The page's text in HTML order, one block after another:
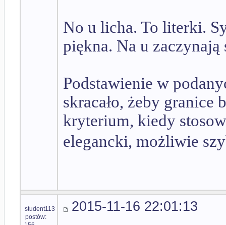
No u licha. To literki.
piękna. Na u zaczynają
Podstawienie w
skracało, żeby
kryterium, kiedy
elegancki, możliwie
student113
postów:
2015-11-16 22:01:13